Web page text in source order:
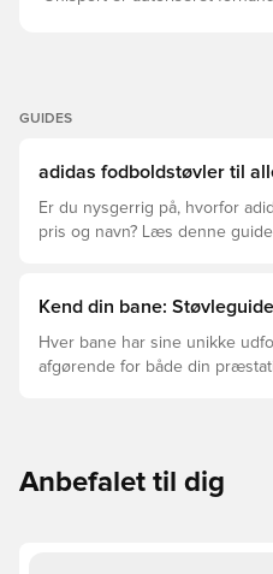
GUIDES
adidas fodboldstøvler til
Er du nysgerrig på, hvorfor
pris og navn? Læs denne
Kend din bane:
Hver bane har sine unikke
afgørende for både din
Anbefalet til dig